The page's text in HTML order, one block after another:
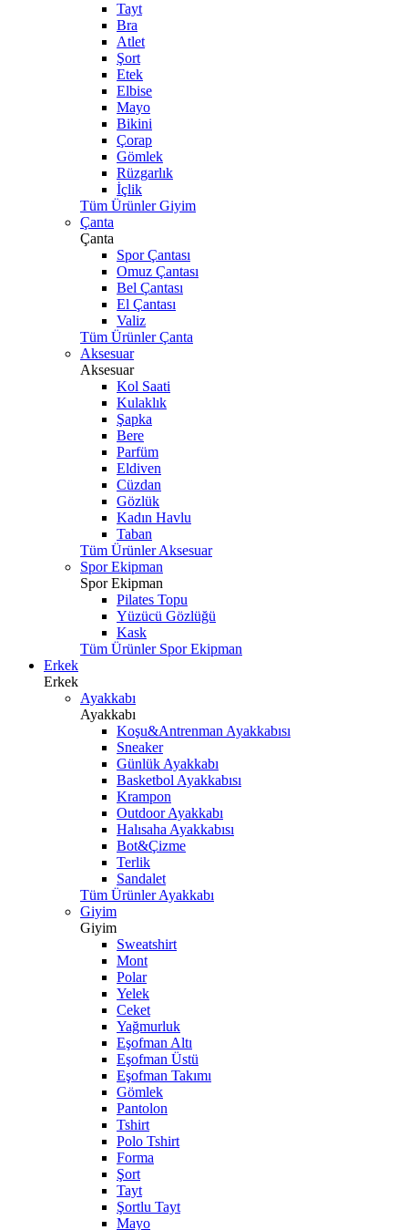
Tayt
Bra
Atlet
Şort
Etek
Elbise
Mayo
Bikini
Çorap
Gömlek
Rüzgarlık
İçlik
Tüm Ürünler Giyim
Çanta
Çanta
Spor Çantası
Omuz Çantası
Bel Çantası
El Çantası
Valiz
Tüm Ürünler Çanta
Aksesuar
Aksesuar
Kol Saati
Kulaklık
Şapka
Bere
Parfüm
Eldiven
Cüzdan
Gözlük
Kadın Havlu
Taban
Tüm Ürünler Aksesuar
Spor Ekipman
Spor Ekipman
Pilates Topu
Yüzücü Gözlüğü
Kask
Tüm Ürünler Spor Ekipman
Erkek
Erkek
Ayakkabı
Ayakkabı
Koşu&Antrenman Ayakkabısı
Sneaker
Günlük Ayakkabı
Basketbol Ayakkabısı
Krampon
Outdoor Ayakkabı
Halısaha Ayakkabısı
Bot&Çizme
Terlik
Sandalet
Tüm Ürünler Ayakkabı
Giyim
Giyim
Sweatshirt
Mont
Polar
Yelek
Ceket
Yağmurluk
Eşofman Altı
Eşofman Üstü
Eşofman Takımı
Gömlek
Pantolon
Tshirt
Polo Tshirt
Forma
Şort
Tayt
Şortlu Tayt
Mayo